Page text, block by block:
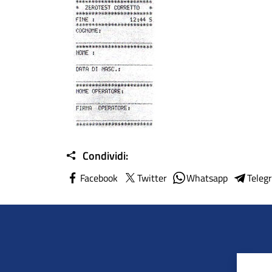
Condividi:
Facebook Twitter Whatsapp